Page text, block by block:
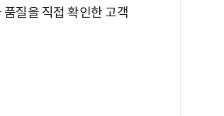
질을 직접 확인한 고객